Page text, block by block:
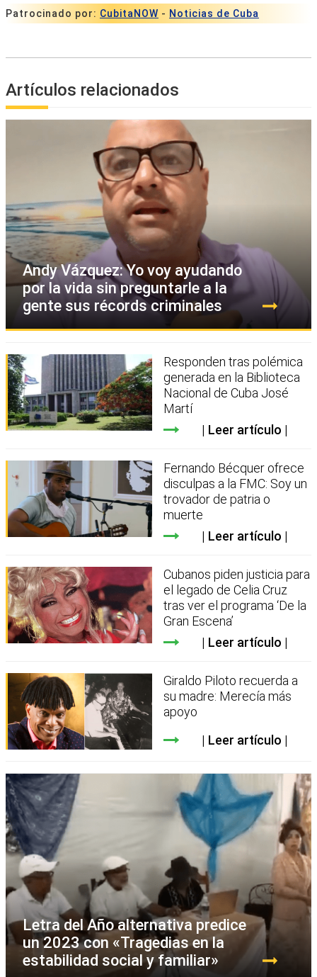
Patrocinado por: CubitaNOW - Noticias de Cuba
Artículos relacionados
Andy Vázquez: Yo voy ayudando
por la vida sin preguntarle a la
gente sus récords criminales
Responden tras polémica
generada en la Biblioteca
Nacional de Cuba José
Martí
Leer artículo
Fernando Bécquer ofrece
disculpas a la FMC: Soy un
trovador de patria o
muerte
Leer artículo
Cubanos piden justicia para
el legado de Celia Cruz
tras ver el programa ‘De la
Gran Escena’
Leer artículo
Giraldo Piloto recuerda a
su madre: Merecía más
apoyo
Leer artículo
Letra del Año alternativa predice
un 2023 con «Tragedias en la
estabilidad social y familiar»